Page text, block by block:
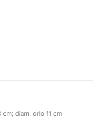
diam. orlo 11 cm